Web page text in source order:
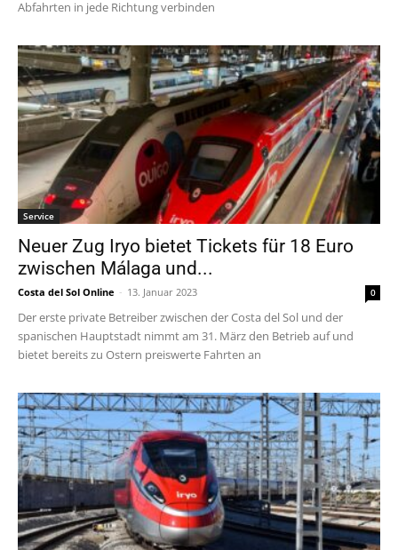
Abfahrten in jede Richtung verbinden
Service
Neuer Zug Iryo bietet Tickets für 18 Euro
zwischen Málaga und...
Costa del Sol Online - 13. Januar 2023 0
Der erste private Betreiber zwischen der Costa del Sol und der
spanischen Hauptstadt nimmt am 31. März den Betrieb auf und
bietet bereits zu Ostern preiswerte Fahrten an